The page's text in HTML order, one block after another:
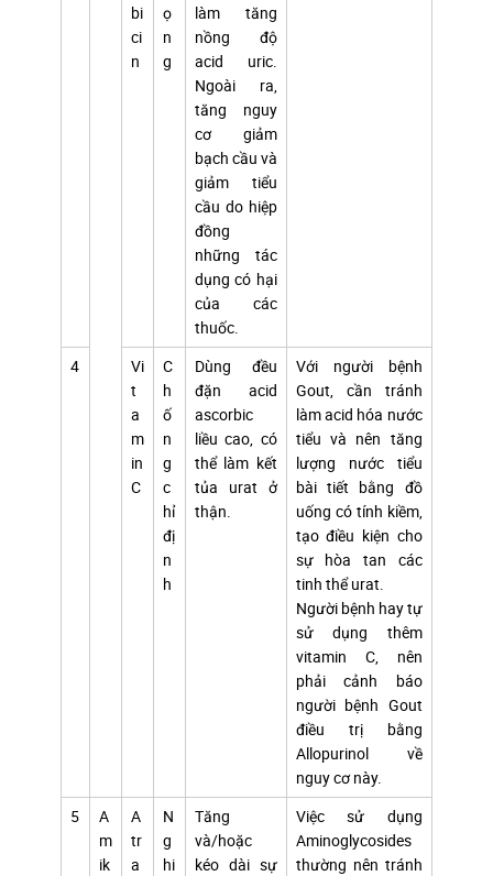
bi
ci
n
ọ
n
g
làm tăng
nồng độ
acid uric.
Ngoài ra,
tăng nguy
cơ giảm
bạch cầu và
giảm tiểu
cầu do hiệp
đồng
những tác
dụng có hại
của các
thuốc.
4
Vi
t
a
m
in
C
C
h
ố
n
g
c
hỉ
đị
n
h
Dùng đều
đặn acid
ascorbic
liều cao, có
thể làm kết
tủa urat ở
thận.
Với người bệnh
Gout, cần tránh
làm acid hóa nước
tiểu và nên tăng
lượng nước tiểu
bài tiết bằng đồ
uống có tính kiềm,
tạo điều kiện cho
sự hòa tan các
tinh thể urat.
Người bệnh hay tự
sử dụng thêm
vitamin C, nên
phải cảnh báo
người bệnh Gout
điều trị bằng
Allopurinol về
nguy cơ này.
5
A
m
ik
A
tr
a
N
g
hi
Tăng
và/hoặc
kéo dài sự
Việc sử dụng
Aminoglycosides
thường nên tránh